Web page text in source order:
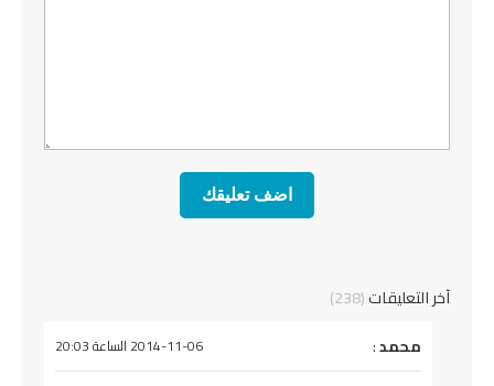
التعليقات(238)
: 2014-11-06 الساعة 20:03